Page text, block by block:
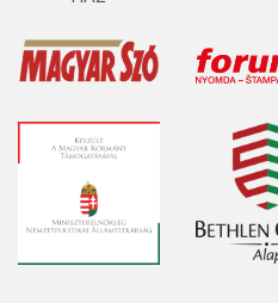
Több, mint egy tucat
Horvátországban,
KÖZÉLET/